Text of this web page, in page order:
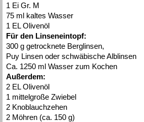
1 Ei Gr. M
75 ml kaltes Wasser
1 EL Olivenöl
Für den Linseneintopf:
300 g getrocknete Berglinsen,
Puy Linsen oder schwäbische Alblinsen
Ca. 1250 ml Wasser zum Kochen
Außerdem:
2 EL Olivenöl
1 mittelgroße Zwiebel
2 Knoblauchzehen
2 Möhren (ca. 150 g)